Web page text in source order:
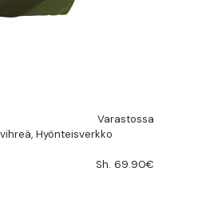
Varastossa
Hyönteisverkko
Sh. 69.90€